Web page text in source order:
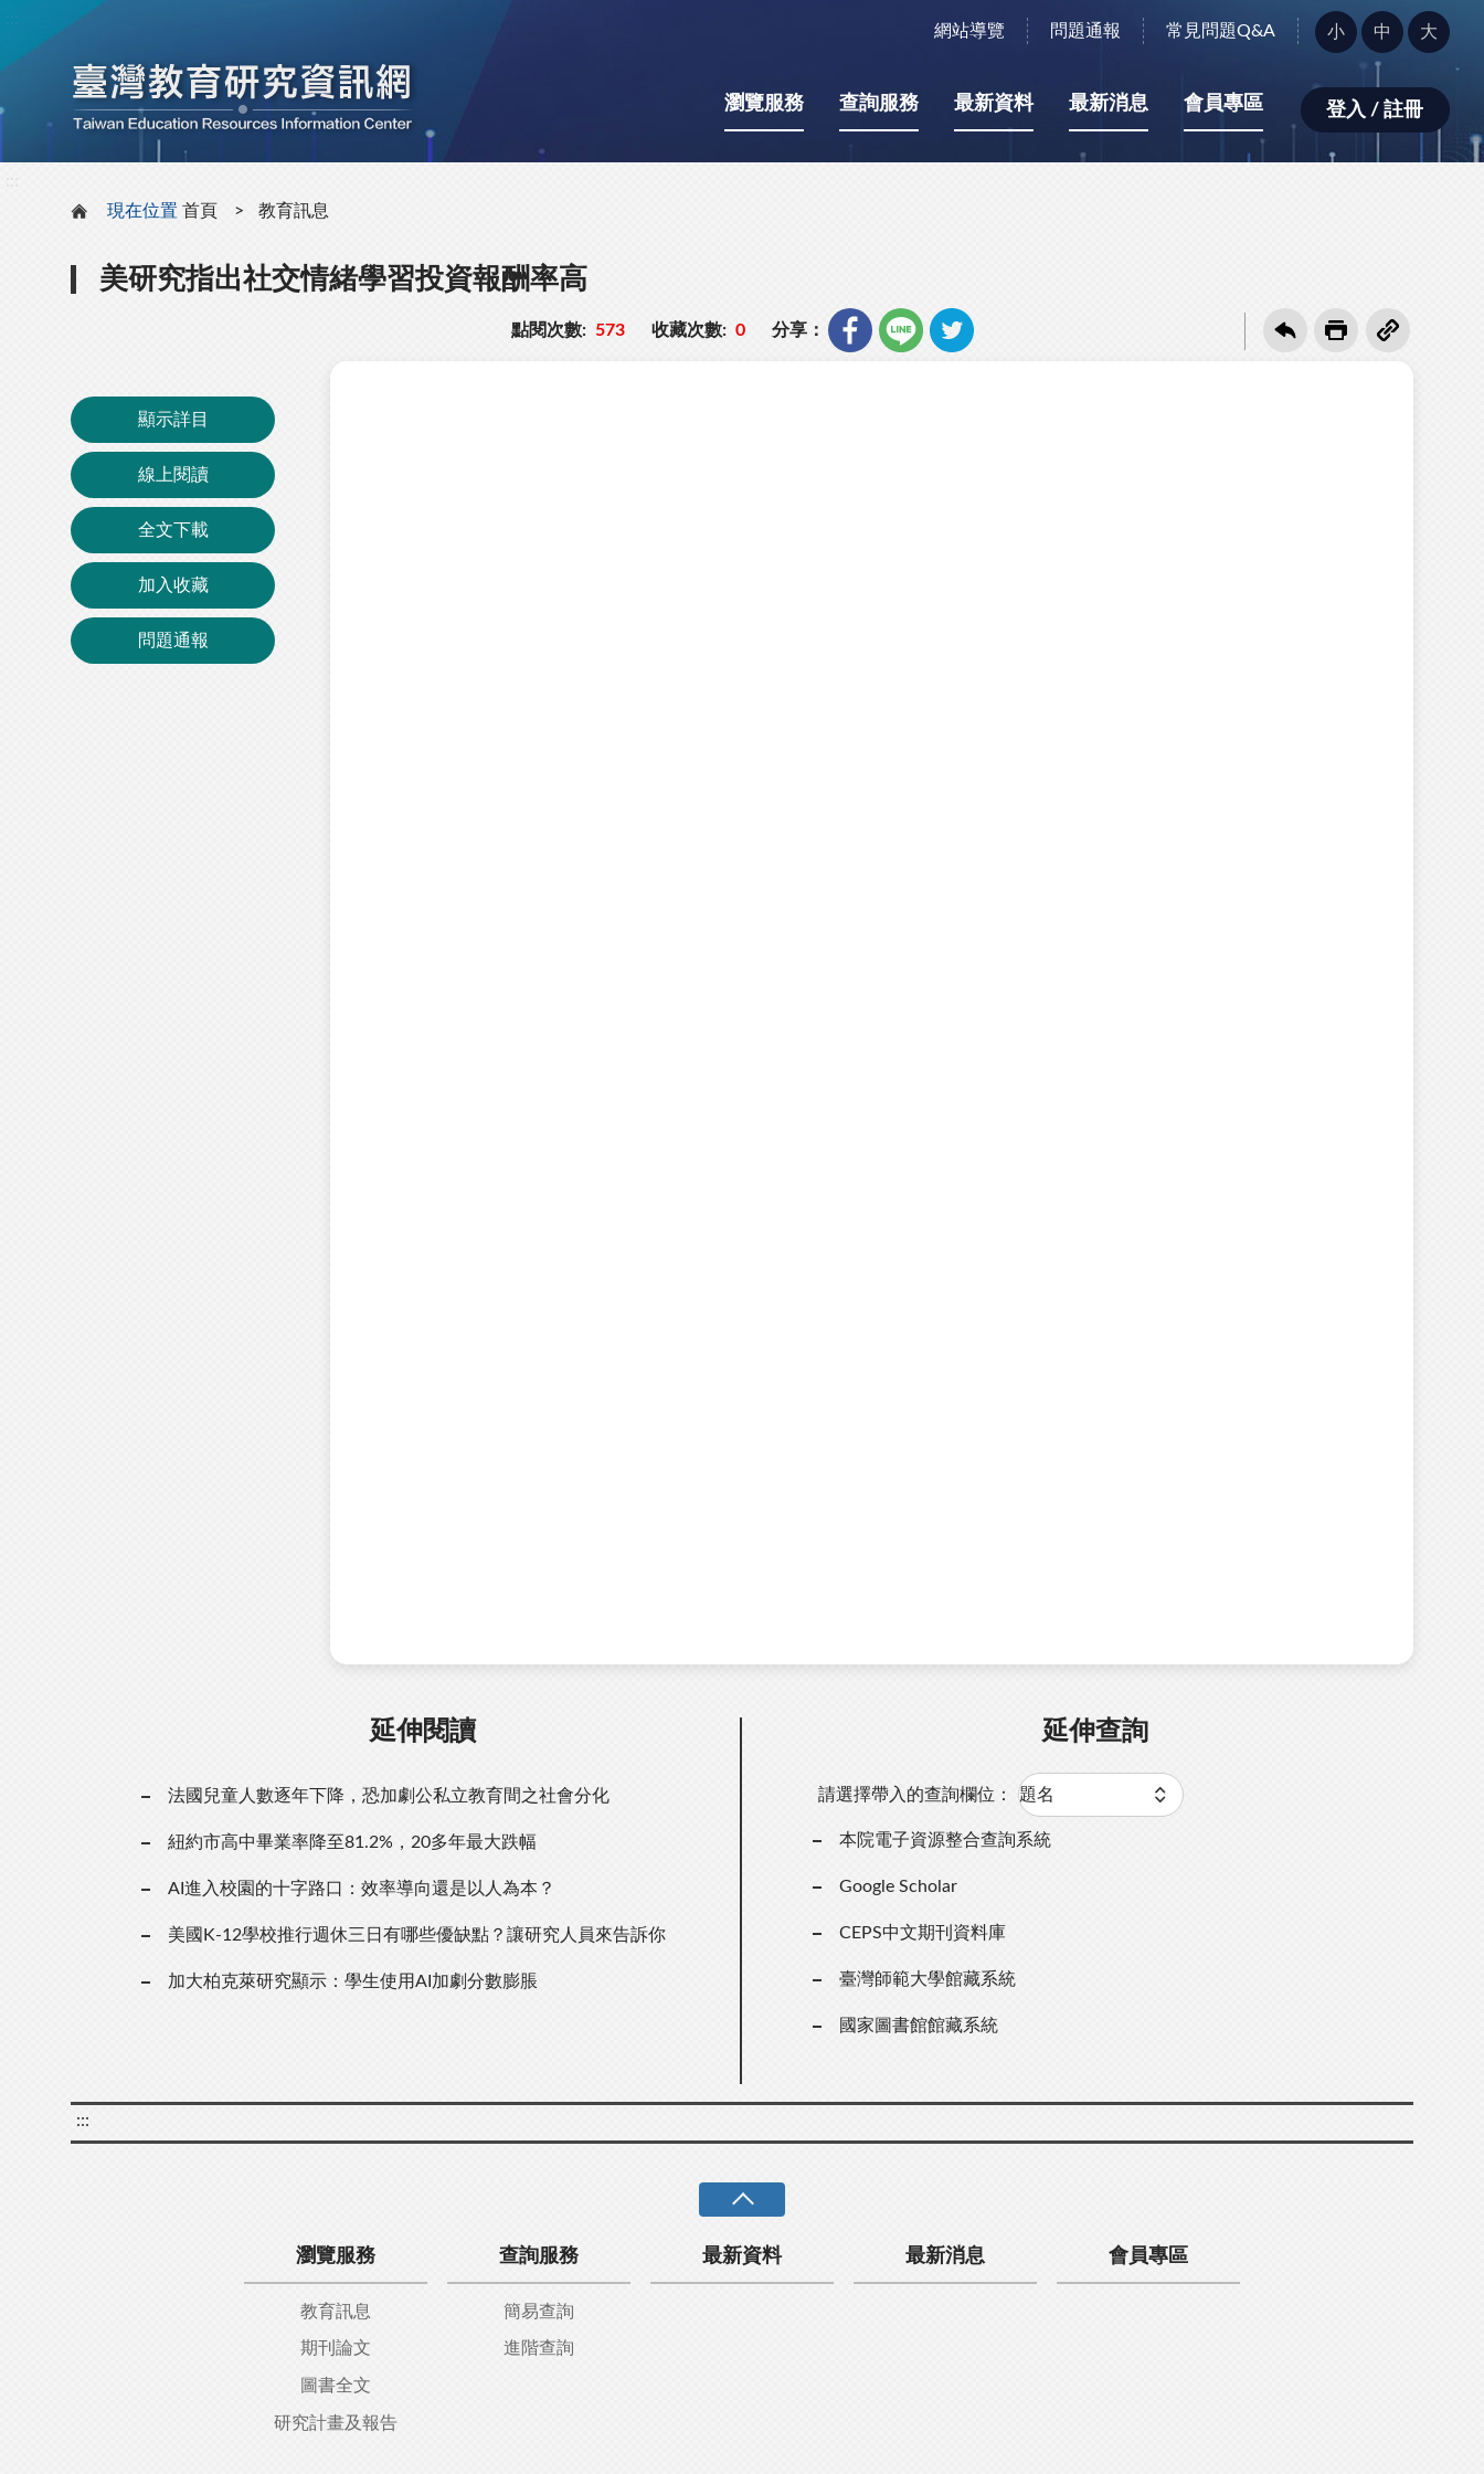
網站導覽 問題通報 常見問題Q&A
字
型
小：
小 中 大
瀏覽服務 查詢服務 最新資料 最新消息 會員專區 登入 / 註冊
現在位置 首頁 教育訊息
美研究指出社交情緒學習投資報酬率高
點閱次數: 573 收藏次數: 0 分享：
顯示詳目
線上閱讀
全文下載
加入收藏
問題通報
延伸閱讀
法國兒童人數逐年下降，恐加劇公私立教育間之社會分化
紐約市高中畢業率降至81.2%，20多年最大跌幅
AI進入校園的十字路口：效率導向還是以人為本？
美國K-12學校推行週休三日有哪些優缺點？讓研究人員來告訴你
加大柏克萊研究顯示：學生使用AI加劇分數膨脹
延伸查詢
請選擇帶入的查詢欄位：
本院電子資源整合查詢系統
Google Scholar
CEPS中文期刊資料庫
臺灣師範大學館藏系統
國家圖書館館藏系統
:::
瀏覽服務
教育訊息
期刊論文
圖書全文
研究計畫及報告
查詢服務
簡易查詢
進階查詢
最新資料 最新消息 會員專區